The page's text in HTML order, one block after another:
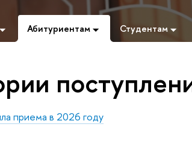
Абитуриентам Студентам
приема в 2026 году